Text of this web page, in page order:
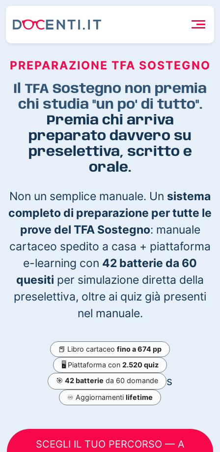
PREPARAZIONE TFA SOSTEGNO
Il TFA Sostegno non premia
chi studia "un po' di tutto".
Premia chi arriva
preparato davvero su
preselettiva, scritto e
orale.
Non un semplice manuale. Un sistema
completo di preparazione per tutte le
prove del TFA Sostegno: manuale
cartaceo spedito a casa + piattaforma
e-learning con 42 batterie da 60
quesiti per simulazione diretta della
preselettiva, oltre ai quiz già presenti
nel manuale.
📕 Libro cartaceo fino a 674 pp
🖥️ Piattaforma con 2.520 quiz
🎯 42 batterie da 60 domande s
♾️ Aggiornamenti lifetime
SCEGLI IL TUO PERCORSO — A